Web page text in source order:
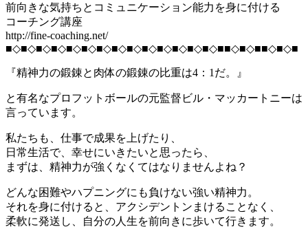
前向きな気持ちとコミュニケーション能力を身に付ける
コーチング講座
http://fine-coaching.net/
■◇■◇■◇■◇■◇■◇■◇■◇■◇■◇■◇■◇■◇■◇■■◇■◇■■◇■◇■
『精神力の鍛錬と肉体の鍛錬の比重は4：1だ。』
と有名なプロフットボールの元監督ビル・マッカートニーは
言っています。
私たちも、仕事で成果を上げたり、
日常生活で、幸せにいきたいと思ったら、
まずは、精神力が強くなくてはなりませんよね？
どんな困難やハプニングにも負けない強い精神力。
それを身に付けると、アクシデントンまけることなく、
柔軟に発送し、自分の人生を前向きに歩いて行きます。